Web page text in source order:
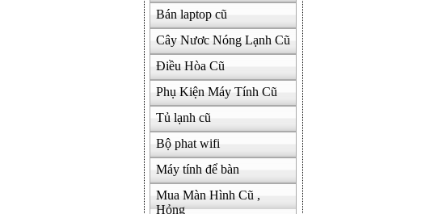
Bán laptop cũ
Cây Nươc Nóng Lạnh Cũ
Điều Hòa Cũ
Phụ Kiện Máy Tính Cũ
Tủ lạnh cũ
Bộ phat wifi
Máy tính để bàn
Mua Màn Hình Cũ ,
Hỏng